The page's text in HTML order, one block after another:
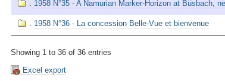
1958 N°35 - A Namurian Marker-Horizon at Büsbach,
1958 N°36 - La concession Belle-Vue et bienvenue
Showing 1 to 36 of 36 entries
Excel export